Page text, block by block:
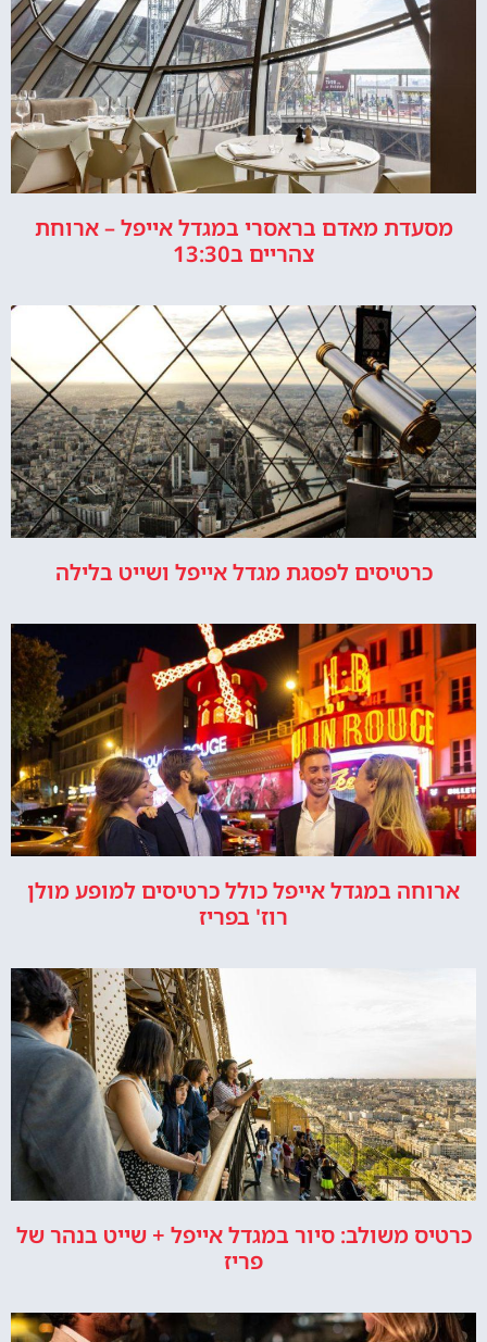
מסעדת מאדם בראסרי במגדל אייפל – ארוחת
צהריים ב13:30
כרטיסים לפסגת מגדל אייפל ושייט בלילה
ארוחה במגדל אייפל כולל כרטיסים למופע מולן
רוז' בפריז
כרטיס משולב: סיור במגדל אייפל + שייט בנהר של
פריז